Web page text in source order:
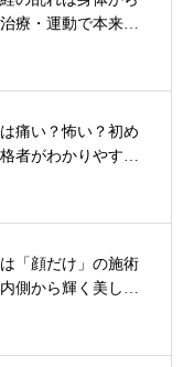
療・運動で本来…
痛い？怖い？初め
者がわかりやす…
「顔だけ」の施術
側から輝く美し…